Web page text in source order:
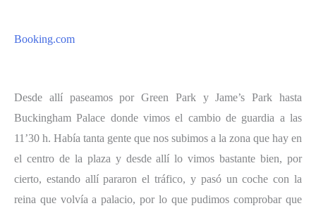
Booking.com
Desde allí paseamos por Green Park y Jame’s Park hasta
Buckingham Palace donde vimos el cambio de guardia a las
11’30 h. Había tanta gente que nos subimos a la zona que hay en
el centro de la plaza y desde allí lo vimos bastante bien, por
cierto, estando allí pararon el tráfico, y pasó un coche con la
reina que volvía a palacio, por lo que pudimos comprobar que